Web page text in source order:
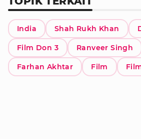
India Shah Rukh Khan
Film Don 3 Ranveer Singh
Farhan Akhtar Film